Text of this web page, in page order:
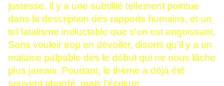
justesse. Il y a une subtilité tellement pointue
dans la description des rapports humains, et un
tel fatalisme inéluctable que s'en est angoissant.
Sans vouloir trop en dévoiler, disons qu'il y a un
malaise palpable dès le début qui ne nous lâche
plus jamais. Pourtant, le thème a déjà été
souvent abordé, mais l'écriture